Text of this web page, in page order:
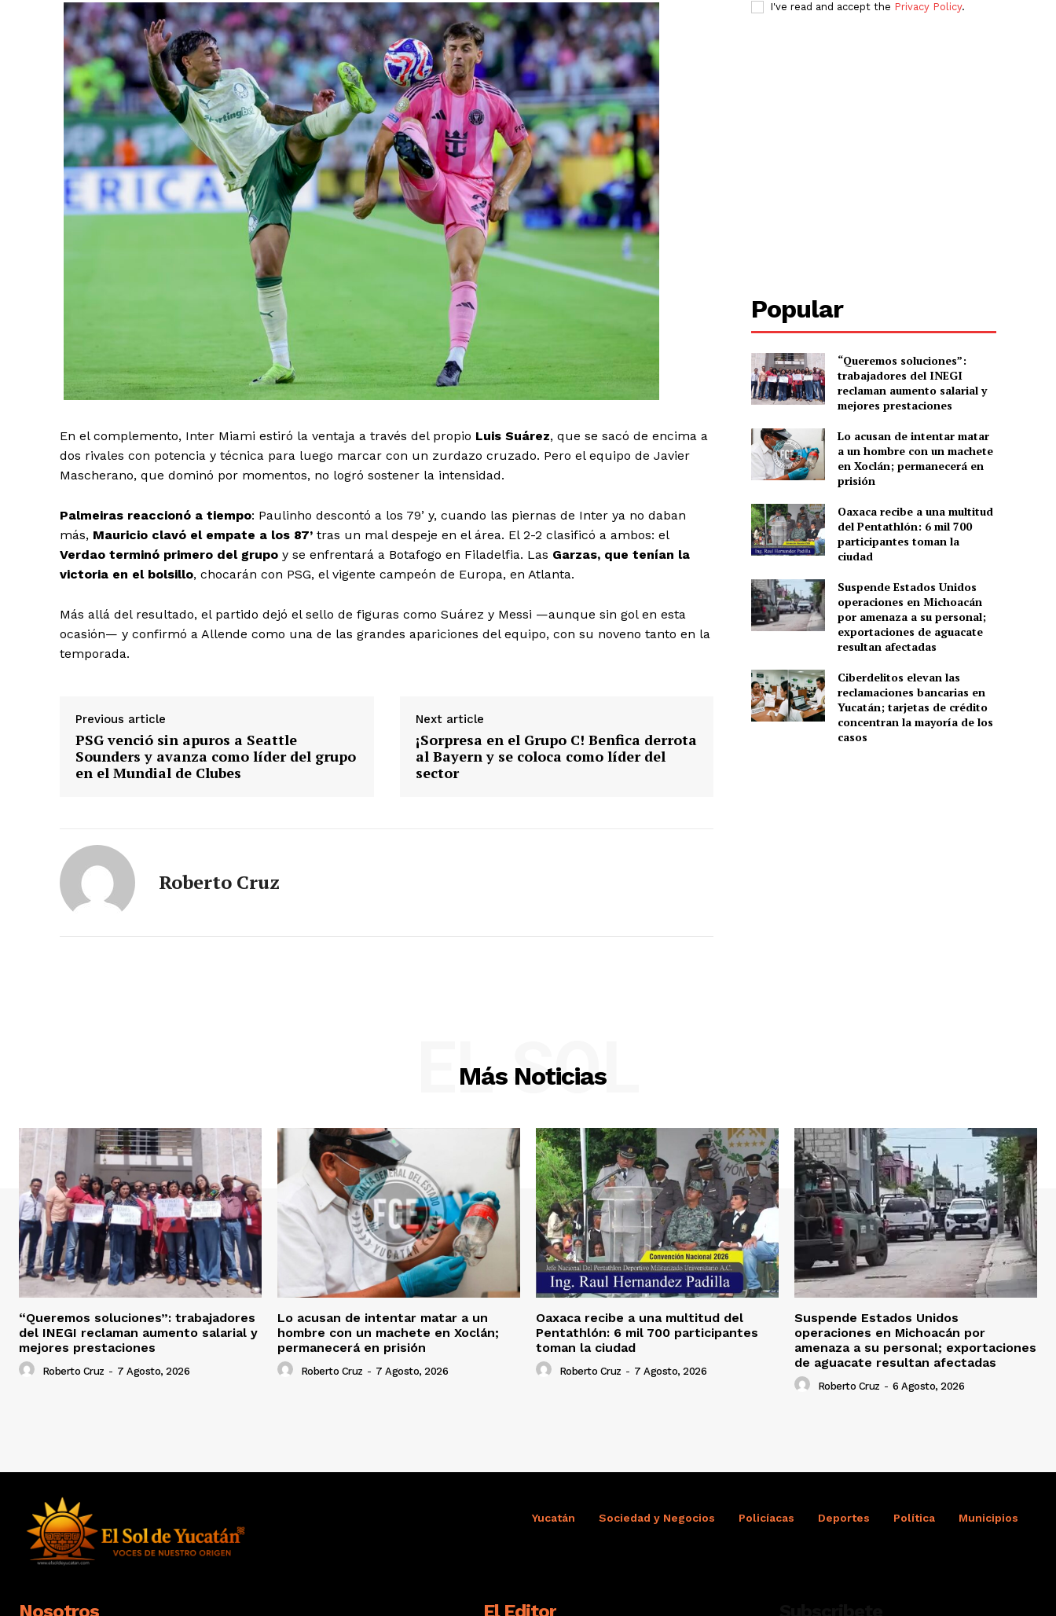
Periodico el Sol de
SUBSCRIBE NOW
Menú
Policíacas
Deportes
Municipios
En el complemento, Inter Miami estiró la ventaja a través del propio Luis Suárez, que se sacó de encima a
dos rivales con potencia y técnica para luego marcar con un zurdazo cruzado. Pero el equipo de Javier
Mascherano, que dominó por momentos, no logró sostener la intensidad.
Palmeiras reaccionó a tiempo: Paulinho descontó a los 79’ y, cuando las piernas de Inter ya no daban
más, Mauricio clavó el empate a los 87’ tras un mal despeje en el área. El 2-2 clasificó a ambos: el
Verdao terminó primero del grupo y se enfrentará a Botafogo en Filadelfia. Las Garzas, que tenían la
victoria en el bolsillo, chocarán con PSG, el vigente campeón de Europa, en Atlanta.
Más allá del resultado, el partido dejó el sello de figuras como Suárez y Messi —aunque sin gol en esta
ocasión— y confirmó a Allende como una de las grandes apariciones del equipo, con su noveno tanto en la
temporada.
Previous article
PSG venció sin apuros a Seattle
Sounders y avanza como líder del grupo
en el Mundial de Clubes
Next article
¡Sorpresa en el Grupo C! Benfica derrota
al Bayern y se coloca como líder del
sector
Roberto Cruz
I've read and accept the Privacy Policy.
Popular
“Queremos soluciones”:
trabajadores del INEGI
reclaman aumento salarial y
mejores prestaciones
Lo acusan de intentar matar
a un hombre con un machete
en Xoclán; permanecerá en
prisión
Oaxaca recibe a una multitud
del Pentathlón: 6 mil 700
participantes toman la
ciudad
Suspende Estados Unidos
operaciones en Michoacán
por amenaza a su personal;
exportaciones de aguacate
resultan afectadas
Ciberdelitos elevan las
reclamaciones bancarias en
Yucatán; tarjetas de crédito
concentran la mayoría de los
casos
Más Noticias
EL SOL
“Queremos soluciones”: trabajadores
del INEGI reclaman aumento salarial y
mejores prestaciones
Roberto Cruz - 7 Agosto, 2026
Lo acusan de intentar matar a un
hombre con un machete en Xoclán;
permanecerá en prisión
Roberto Cruz - 7 Agosto, 2026
Oaxaca recibe a una multitud del
Pentathlón: 6 mil 700 participantes
toman la ciudad
Roberto Cruz - 7 Agosto, 2026
Suspende Estados Unidos
operaciones en Michoacán por
amenaza a su personal; exportaciones
de aguacate resultan afectadas
Roberto Cruz - 6 Agosto, 2026
Yucatán Sociedad y Negocios Policíacas Deportes Política Municipios